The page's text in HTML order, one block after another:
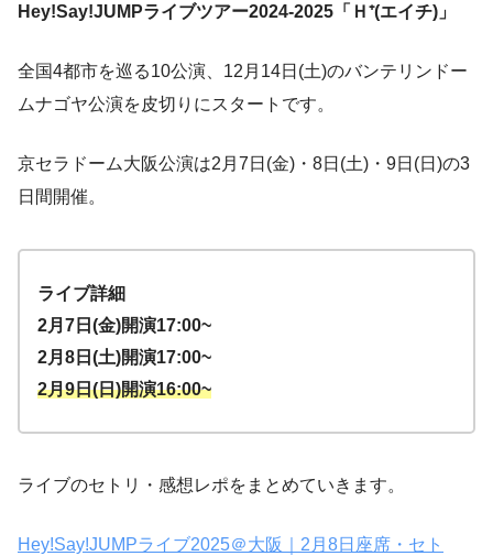
Hey!Say!JUMPライブツアー2024-2025「Ｈ⁺(エイチ) 」
全国4都市を巡る10公演、12月14日(土)のバンテリンドー
ムナゴヤ公演を皮切りにスタートです。
京セラドーム大阪公演は2月7日(金)・8日(土)・9日(日)の3
日間開催。
ライブ詳細
2月7日(金)開演17:00~
2月8日(土)開演17:00~
2月9日(日)開演16:00~
ライブのセトリ・感想レポをまとめていきます。
Hey!Say!JUMPライブ2025＠大阪｜2月8日座席・セト